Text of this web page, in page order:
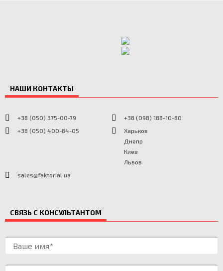
НАШИ КОНТАКТЫ
+38 (050) 375-00-79
+38 (098) 188-10-80
+38 (050) 400-84-05
Харьков
Днепр
Киев
Львов
sales@faktorial.ua
СВЯЗЬ С КОНСУЛЬТАНТОМ